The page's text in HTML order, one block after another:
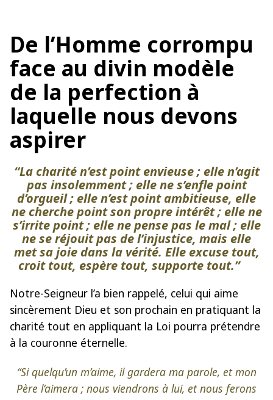
De l’Homme corrompu
face au divin modèle
de la perfection à
laquelle nous devons
aspirer
“La charité n’est pointenvieuse; elle n’agit
pas insolemment; elle nes’enflepoint
d’orgueil; elle n’est pointambitieuse, elle
ne cherchepointson propre intérêt; elle ne
s’irritepoint ; elle nepensepas le mal; elle
ne seréjouitpas del’injustice, mais elle
met sa joie dans la vérité. Elle excuse tout,
croit tout, espère tout, supporte tout.”
Notre-Seigneur l’a bien rappelé, celui qui aime
sincèrement Dieu et son prochain en pratiquant la
charité tout en appliquant la Loi pourra prétendre
à la couronne éternelle.
“Si quelqu’un m’aime, il gardera ma parole, et mon
Père l’aimera ; nous viendrons à lui, et nous ferons